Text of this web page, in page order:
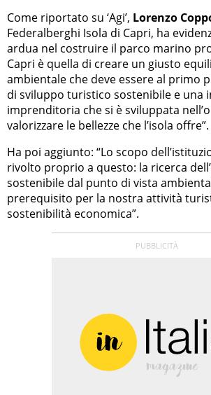
Come riportato su ‘Agi’, Lorenzo
Federalberghi Isola di Capri, ha
ardua nel costruire il parco marino
Capri è quella di creare un giusto
ambientale che deve essere al primo
di sviluppo turistico sostenibile e una
imprenditoria che si è sviluppata
valorizzare le bellezze che l’isola offre”.
Ha poi aggiunto: “Lo scopo
rivolto proprio a questo: la ricerca dell’
sostenibile dal punto di vista
prerequisito per la nostra attività
sostenibilità economica”.